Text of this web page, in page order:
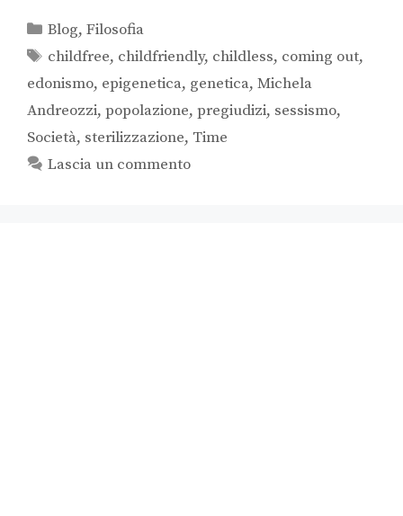
Blog,Filosofia
childfree, childfriendly, childless, coming out,
edonismo, epigenetica, genetica, Michela
Andreozzi, popolazione, pregiudizi, sessismo,
Società, sterilizzazione, Time
Lascia un commento